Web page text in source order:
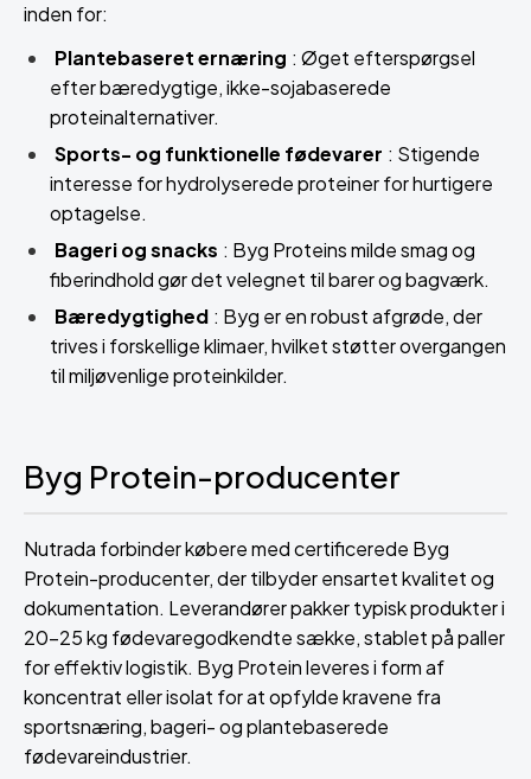
inden for:
Plantebaseret ernæring : Øget efterspørgsel
efter bæredygtige, ikke-sojabaserede
proteinalternativer.
Sports- og funktionelle fødevarer : Stigende
interesse for hydrolyserede proteiner for hurtigere
optagelse.
Bageri og snacks : Byg Proteins milde smag og
fiberindhold gør det velegnet til barer og bagværk.
Bæredygtighed : Byg er en robust afgrøde, der
trives i forskellige klimaer, hvilket støtter overgangen
til miljøvenlige proteinkilder.
Byg Protein-producenter
Nutrada forbinder købere med certificerede Byg
Protein-producenter, der tilbyder ensartet kvalitet og
dokumentation. Leverandører pakker typisk produkter i
20–25 kg fødevaregodkendte sække, stablet på paller
for effektiv logistik. Byg Protein leveres i form af
koncentrat eller isolat for at opfylde kravene fra
sportsnæring, bageri- og plantebaserede
fødevareindustrier.